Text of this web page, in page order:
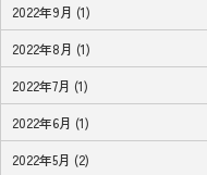
2022年9月 (1)
2022年8月 (1)
2022年7月 (1)
2022年6月 (1)
2022年5月 (2)